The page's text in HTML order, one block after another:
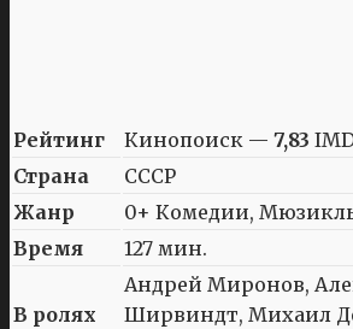
Рейтинг Кинопоиск — 7,83
Страна
СССР
Жанр
0+ Комедии,
Время
127 мин.
В ролях
Андрей Миронов,
Ширвиндт, Михаил